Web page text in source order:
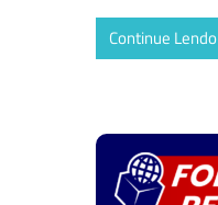
Continue Lendo